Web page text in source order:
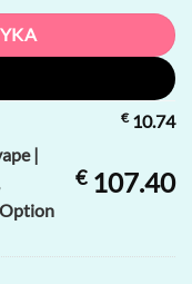
€10.74
|
€107.40